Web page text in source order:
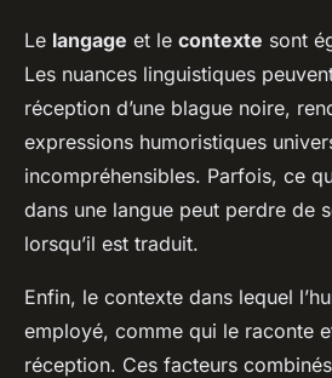
Le langage et le contexte sont
Les nuances linguistiques
réception d’une blague noire,
expressions humoristiques
incompréhensibles. Parfois, ce
dans une langue peut perdre de
lorsqu’il est traduit.
Enfin, le contexte dans lequel
employé, comme qui le raconte
réception. Ces facteurs